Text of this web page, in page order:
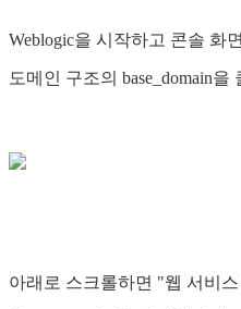
Weblogic을 시작하고 콘솔 화
도메인 구조의 base_domain을
아래로 스크롤하면 "웹 서비